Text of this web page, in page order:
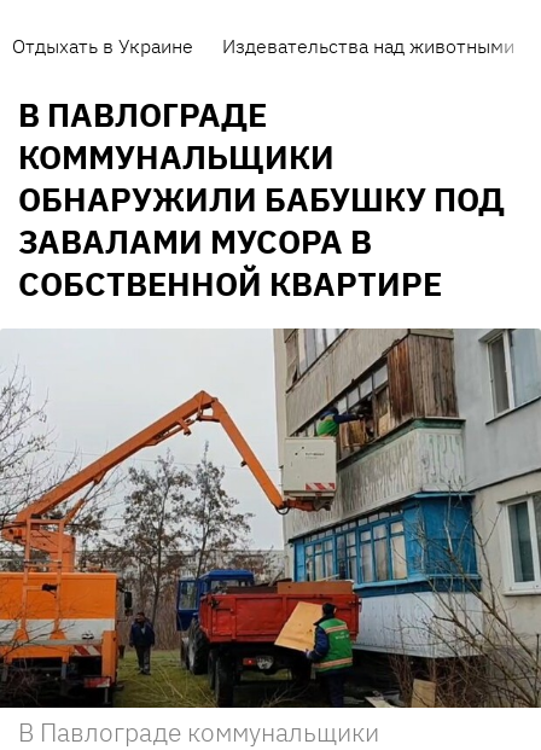
Отдыхать в Украине Издевательства над животными
В ПАВЛОГРАДЕ
КОММУНАЛЬЩИКИ
ОБНАРУЖИЛИ БАБУШКУ ПОД
ЗАВАЛАМИ МУСОРА В
СОБСТВЕННОЙ КВАРТИРЕ
В Павлограде коммунальщики